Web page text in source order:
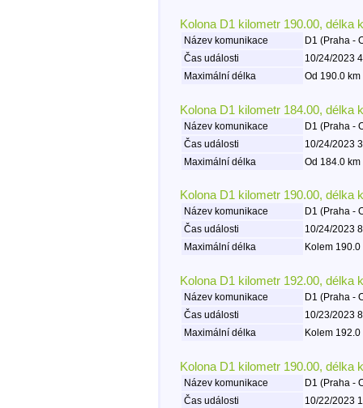
Kolona D1 kilometr 190.00, délka
Název komunikace
D1 (Praha -
Čas události
10/24/2023
Maximální délka
Od 190.0
Kolona D1 kilometr 184.00, délka
Název komunikace
D1 (Praha -
Čas události
10/24/2023
Maximální délka
Od 184.0
Kolona D1 kilometr 190.00, délka
Název komunikace
D1 (Praha -
Čas události
10/24/2023
Maximální délka
Kolem
Kolona D1 kilometr 192.00, délka
Název komunikace
D1 (Praha -
Čas události
10/23/2023
Maximální délka
Kolem
Kolona D1 kilometr 190.00, délka
Název komunikace
D1 (Praha -
Čas události
10/22/2023